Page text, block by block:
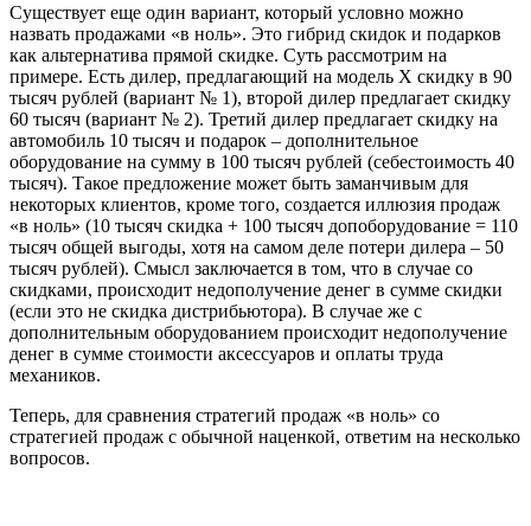
Существует еще один вариант, который условно можно
назвать продажами «в ноль». Это гибрид скидок и подарков
как альтернатива прямой скидке. Суть рассмотрим на
примере. Есть дилер, предлагающий на модель Х скидку в 90
тысяч рублей (вариант № 1), второй дилер предлагает скидку
60 тысяч (вариант № 2). Третий дилер предлагает скидку на
автомобиль 10 тысяч и подарок – дополнительное
оборудование на сумму в 100 тысяч рублей (себестоимость 40
тысяч). Такое предложение может быть заманчивым для
некоторых клиентов, кроме того, создается иллюзия продаж
«в ноль» (10 тысяч скидка + 100 тысяч допоборудование = 110
тысяч общей выгоды, хотя на самом деле потери дилера – 50
тысяч рублей). Смысл заключается в том, что в случае со
скидками, происходит недополучение денег в сумме скидки
(если это не скидка дистрибьютора). В случае же с
дополнительным оборудованием происходит недополучение
денег в сумме стоимости аксессуаров и оплаты труда
механиков.
Теперь, для сравнения стратегий продаж «в ноль» со
стратегией продаж с обычной наценкой, ответим на несколько
вопросов.